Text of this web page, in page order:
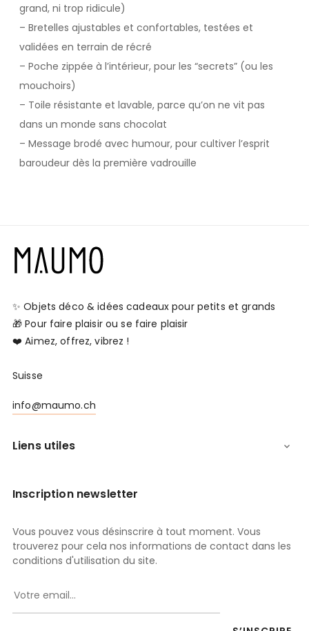
grand, ni trop ridicule)
– Bretelles ajustables et confortables, testées et
validées en terrain de récré
– Poche zippée à l’intérieur, pour les “secrets” (ou les
mouchoirs)
– Toile résistante et lavable, parce qu’on ne vit pas
dans un monde sans chocolat
– Message brodé avec humour, pour cultiver l’esprit
baroudeur dès la première vadrouille
✨ Objets déco & idées cadeaux pour petits et grands
🎁 Pour faire plaisir ou se faire plaisir
❤️ Aimez, offrez, vibrez !
Suisse
info@maumo.ch
Liens utiles 
Inscription newsletter
Vous pouvez vous désinscrire à tout moment. Vous
trouverez pour cela nos informations de contact dans les
conditions d'utilisation du site.